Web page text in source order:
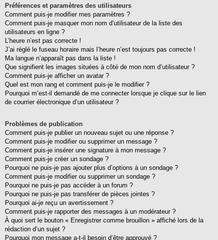
Préférences et paramètres des utilisateurs
Comment puis-je modifier mes paramètres ?
Comment puis-je masquer mon nom d’utilisateur de la liste des
utilisateurs en ligne ?
L’heure n’est pas correcte !
J’ai réglé le fuseau horaire mais l’heure n’est toujours pas correcte !
Ma langue n’apparaît pas dans la liste !
Que signifient les images situées à côté de mon nom d’utilisateur ?
Comment puis-je afficher un avatar ?
Quel est mon rang et comment puis-je le modifier ?
Pourquoi m’est-il demandé de me connecter lorsque je clique sur le lien
de courrier électronique d’un utilisateur ?
Problèmes de publication
Comment puis-je publier un nouveau sujet ou une réponse ?
Comment puis-je modifier ou supprimer un message ?
Comment puis-je insérer une signature à mon message ?
Comment puis-je créer un sondage ?
Pourquoi ne puis-je pas ajouter plus d’options à un sondage ?
Comment puis-je modifier ou supprimer un sondage ?
Pourquoi ne puis-je pas accéder à un forum ?
Pourquoi ne puis-je pas transférer de pièces jointes ?
Pourquoi ai-je reçu un avertissement ?
Comment puis-je rapporter des messages à un modérateur ?
À quoi sert le bouton « Enregistrer comme brouillon » affiché lors de la
rédaction d’un sujet ?
Pourquoi mon message a-t-il besoin d’être approuvé ?